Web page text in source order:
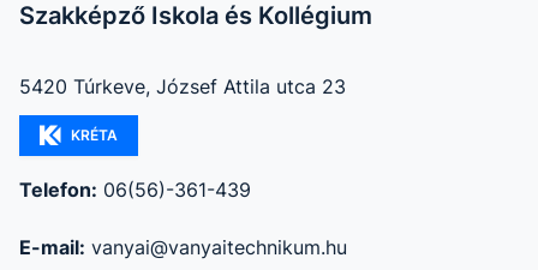
Szakképző Iskola és Kollégium
5420 Túrkeve, József Attila utca 23
KRÉTA
Telefon: 06(56)-361-439
E-mail: vanyai@vanyaitechnikum.hu